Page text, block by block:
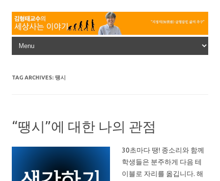
Skip to content
TAG ARCHIVES: 땡시
“땡시”에 대한 나의 관점
30초마다 땡! 종소리와 함께
학생들은 분주하게 다음 테
이블로 자리를 옮깁니다. 해